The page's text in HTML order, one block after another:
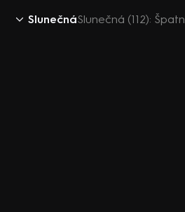
SlunečnáSlunečná (112):